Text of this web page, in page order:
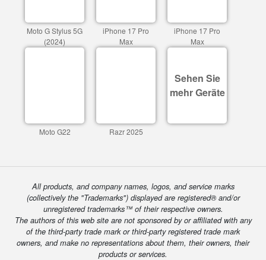
Moto G Stylus 5G
(2024)
iPhone 17 Pro
Max
iPhone 17 Pro
Max
Moto G22 Razr 2025
Sehen Sie
mehr Geräte
All products, and company names, logos, and service marks
(collectively the "Trademarks") displayed are registered® and/or
unregistered trademarks™ of their respective owners.
The authors of this web site are not sponsored by or affiliated with any
of the third-party trade mark or third-party registered trade mark
owners, and make no representations about them, their owners, their
products or services.